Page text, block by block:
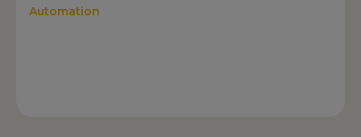
Automation